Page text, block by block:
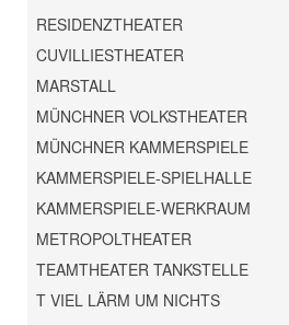
RESIDENZTHEATER
CUVILLIESTHEATER
MARSTALL
MÜNCHNER VOLKSTHEATER
MÜNCHNER KAMMERSPIELE
KAMMERSPIELE-SPIELHALLE
KAMMERSPIELE-WERKRAUM
METROPOLTHEATER
TEAMTHEATER TANKSTELLE
T VIEL LÄRM UM NICHTS